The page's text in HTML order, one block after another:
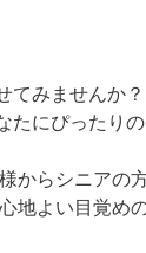
てみませんか？
にぴったりの
からシニアの
地よい目覚め